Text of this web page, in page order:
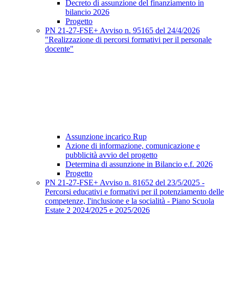
Decreto di assunzione del finanziamento in
bilancio 2026
Progetto
PN 21-27-FSE+ Avviso n. 95165 del 24/4/2026
"Realizzazione di percorsi formativi per il personale
docente"
Assunzione incarico Rup
Azione di informazione, comunicazione e
pubblicità avvio del progetto
Determina di assunzione in Bilancio e.f. 2026
Progetto
PN 21-27-FSE+ Avviso n. 81652 del 23/5/2025 -
Percorsi educativi e formativi per il potenziamento delle
competenze, l'inclusione e la socialità - Piano Scuola
Estate 2 2024/2025 e 2025/2026